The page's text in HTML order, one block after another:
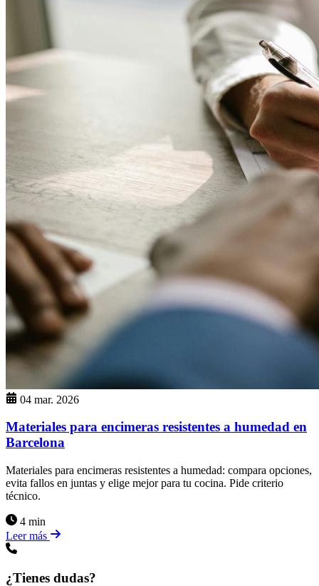
04 mar. 2026
Materiales para encimeras resistentes a humedad en
Barcelona
Materiales para encimeras resistentes a humedad: compara opciones,
evita fallos en juntas y elige mejor para tu cocina. Pide criterio
técnico.
4 min
Leer más
¿Tienes dudas?